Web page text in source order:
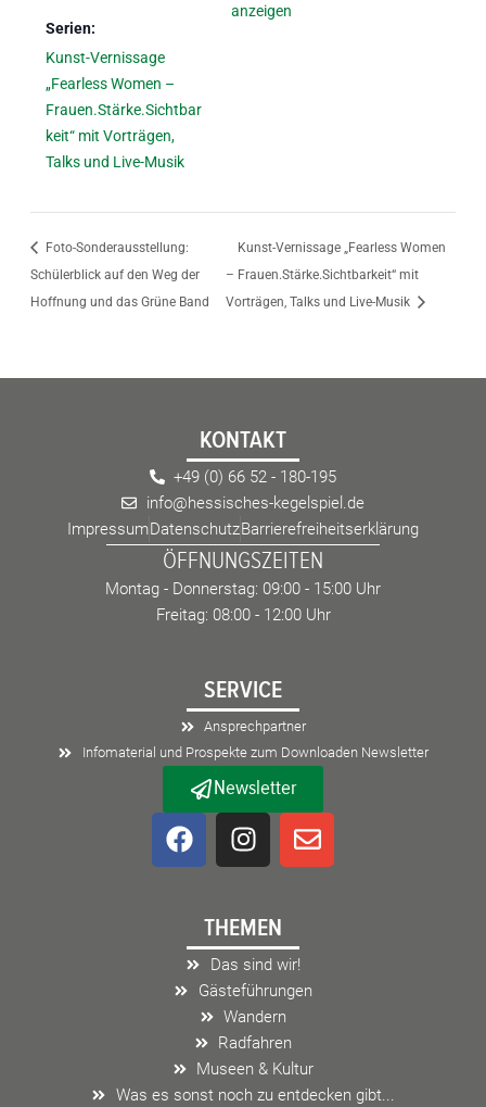
Serien:
Kunst-Vernissage
„Fearless Women –
Frauen.Stärke.Sichtbar
keit“ mit Vorträgen,
Talks und Live-Musik
anzeigen
Foto-Sonderausstellung:
Schülerblick auf den Weg der
Hoffnung und das Grüne Band
Kunst-Vernissage „Fearless Women
– Frauen.Stärke.Sichtbarkeit“ mit
Vorträgen, Talks und Live-Musik
KONTAKT
+49 (0) 66 52 - 180-195
info@hessisches-kegelspiel.de
ImpressumDatenschutzBarrierefreiheitserklärung
ÖFFNUNGSZEITEN
Montag - Donnerstag: 09:00 - 15:00 Uhr
Freitag: 08:00 - 12:00 Uhr
SERVICE
Ansprechpartner
Infomaterial und Prospekte zum Downloaden Newsletter
Newsletter
F
a
o
o
I
n
a
g
r
a
m
E
n
p
THEMEN
Das sind wir!
Gästeführungen
Wandern
Radfahren
Museen & Kultur
Was es sonst noch zu entdecken gibt...